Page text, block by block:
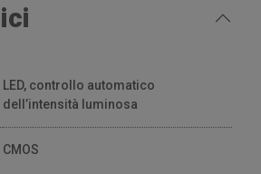
LED, controllo automatico
dell’intensità luminosa
CMOS